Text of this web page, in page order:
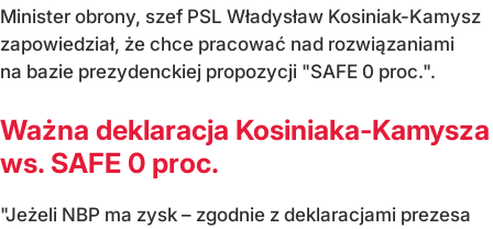
Minister obrony, szef PSL Władysław Kosiniak-Kamysz
zapowiedział, że chce pracować nad rozwiązaniami
na bazie prezydenckiej propozycji "SAFE 0 proc.".
Ważna deklaracja Kosiniaka-Kamysza
ws. SAFE 0 proc.
"Jeżeli NBP ma zysk – zgodnie z deklaracjami prezesa